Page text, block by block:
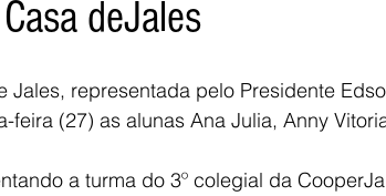
deJales
Jales, representada pelo Presidente
feira (27) as alunas Ana Julia, Anny
a turma do 3º colegial da